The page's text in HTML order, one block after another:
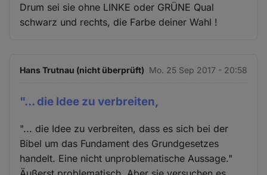
Drum sei sie ohne LINKE oder GRÜNE Qual
schwarz und rechts, die Farbe deiner Wahl !
Hans Trutnau (nicht überprüft) Mo. 25 Sep 2017 - 20:58
"... die Idee zu verbreiten,
"... die Idee zu verbreiten, dass es sich bei der
Bibel um das Fundament des Grundgesetzes
handelt. Eine nicht unproblematische Aussage."